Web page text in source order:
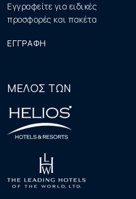
Εγγραφείτε για ειδικές
προσφορές και πακέτα
ΕΓΓΡΑΦΗ
ΜΕΛΟΣ ΤΩΝ